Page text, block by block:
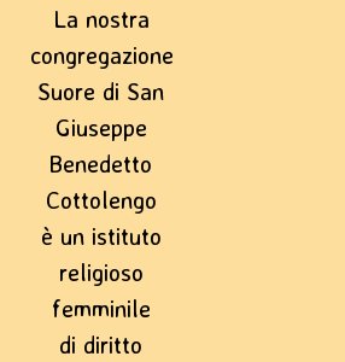
La nostra
congregazione
Suore di San
Giuseppe
Benedetto
Cottolengo
è un istituto
religioso
femminile
di diritto